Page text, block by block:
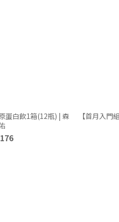
蛋白飲1箱(12瓶) | 森
【首月入門